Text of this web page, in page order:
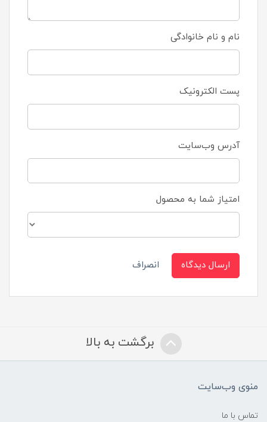
نام و نام خانوادگی
پست الکترونیک
آدرس وب‌سایت
امتیاز شما به محصول
ارسال دیدگاه انصراف
برگشت به بالا
منوی وب‌سایت
تماس با ما